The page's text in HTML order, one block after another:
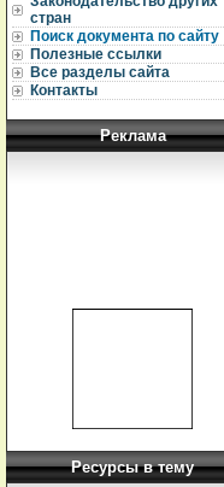
стран
Поиск документа по сайту
Полезные ссылки
Все разделы сайта
Контакты
Реклама
Ресурсы в тему